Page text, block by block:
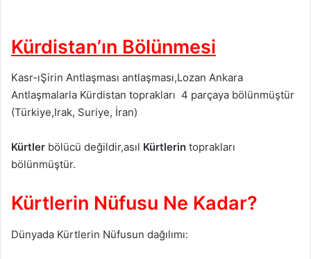
Kürdistan’ın Bölünmesi
Kasr-ıŞirin Antlaşması antlaşması,Lozan Ankara
Antlaşmalarla Kürdistan toprakları 4 parçaya bölünmüştür
(Türkiye,Irak, Suriye, İran)
Kürtler bölücü değildir,asıl Kürtlerin toprakları
bölünmüştür.
Kürtlerin Nüfusu Ne Kadar?
Dünyada Kürtlerin Nüfusun dağılımı: